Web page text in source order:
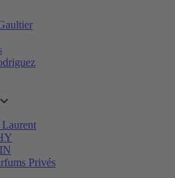
Laurent
Privés